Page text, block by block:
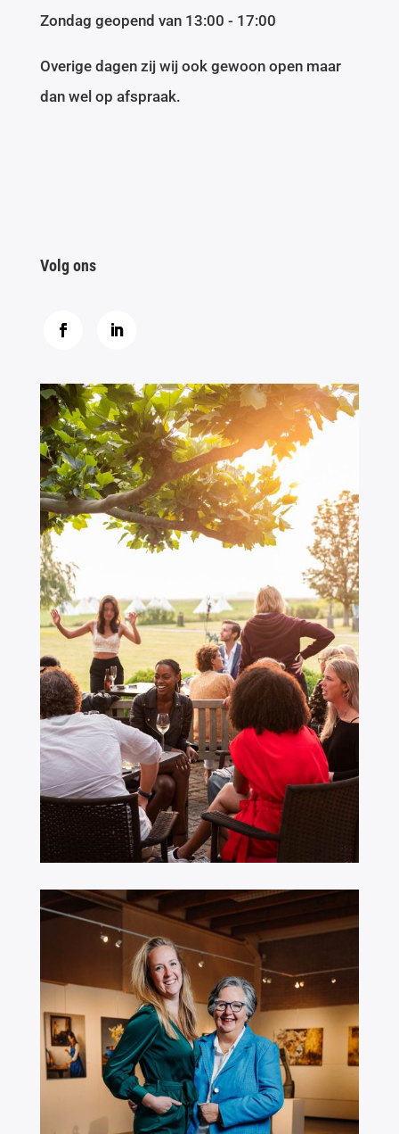
Zondag geopend van 13:00 - 17:00
Overige dagen zij wij ook gewoon open maar
dan wel op afspraak.
Volg ons